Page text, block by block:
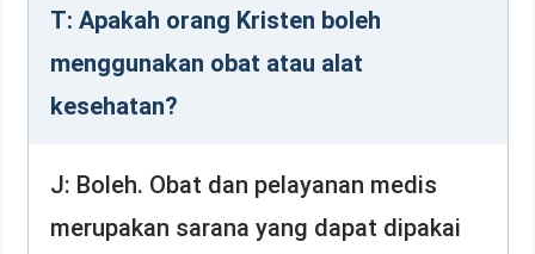
T: Apakah orang Kristen boleh
menggunakan obat atau alat
kesehatan?
J: Boleh. Obat dan pelayanan medis
merupakan sarana yang dapat dipakai